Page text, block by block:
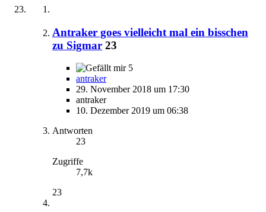
Antraker goes vielleicht mal ein bisschen
zu Sigmar 23
5
antraker
29. November 2018 um 17:30
antraker
10. Dezember 2019 um 06:38
Antworten
23
Zugriffe
7,7k
23